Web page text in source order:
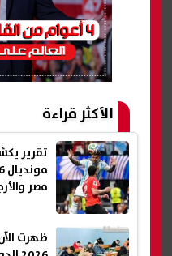
الأكثر قراءة
تقرير
مصر
ظهرت